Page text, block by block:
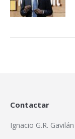
Contactar
Ignacio G.R. Gavilán